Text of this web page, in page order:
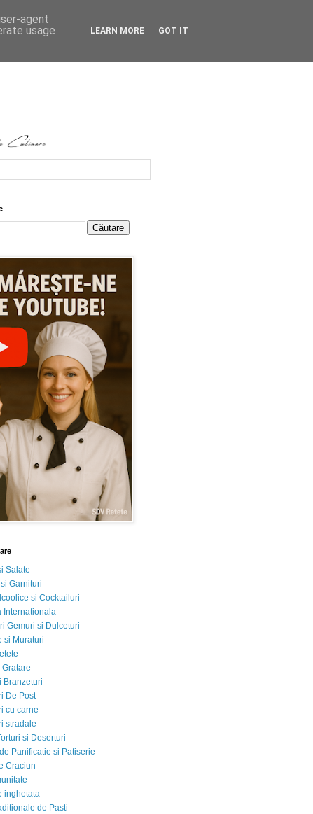
Salate
Garnituri
si Cocktailuri
Internationala
Gemuri si Dulceturi
si Muraturi
Gratare
Branzeturi
De Post
cu carne
stradale
si Deserturi
Panificatie si Patiserie
Craciun
inghetata
de Pasti
agent
usage
LEARN MORE GOT IT